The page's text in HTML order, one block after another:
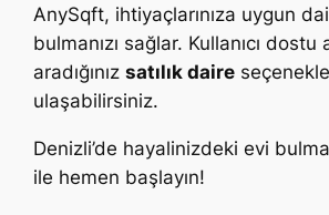
AnySqft, ihtiyaçlarınıza uygun
bulmanızı sağlar. Kullanıcı dostu
aradığınızsatılık daire
ulaşabilirsiniz.
Denizli’de hayalinizdeki evi
ile hemen başlayın!